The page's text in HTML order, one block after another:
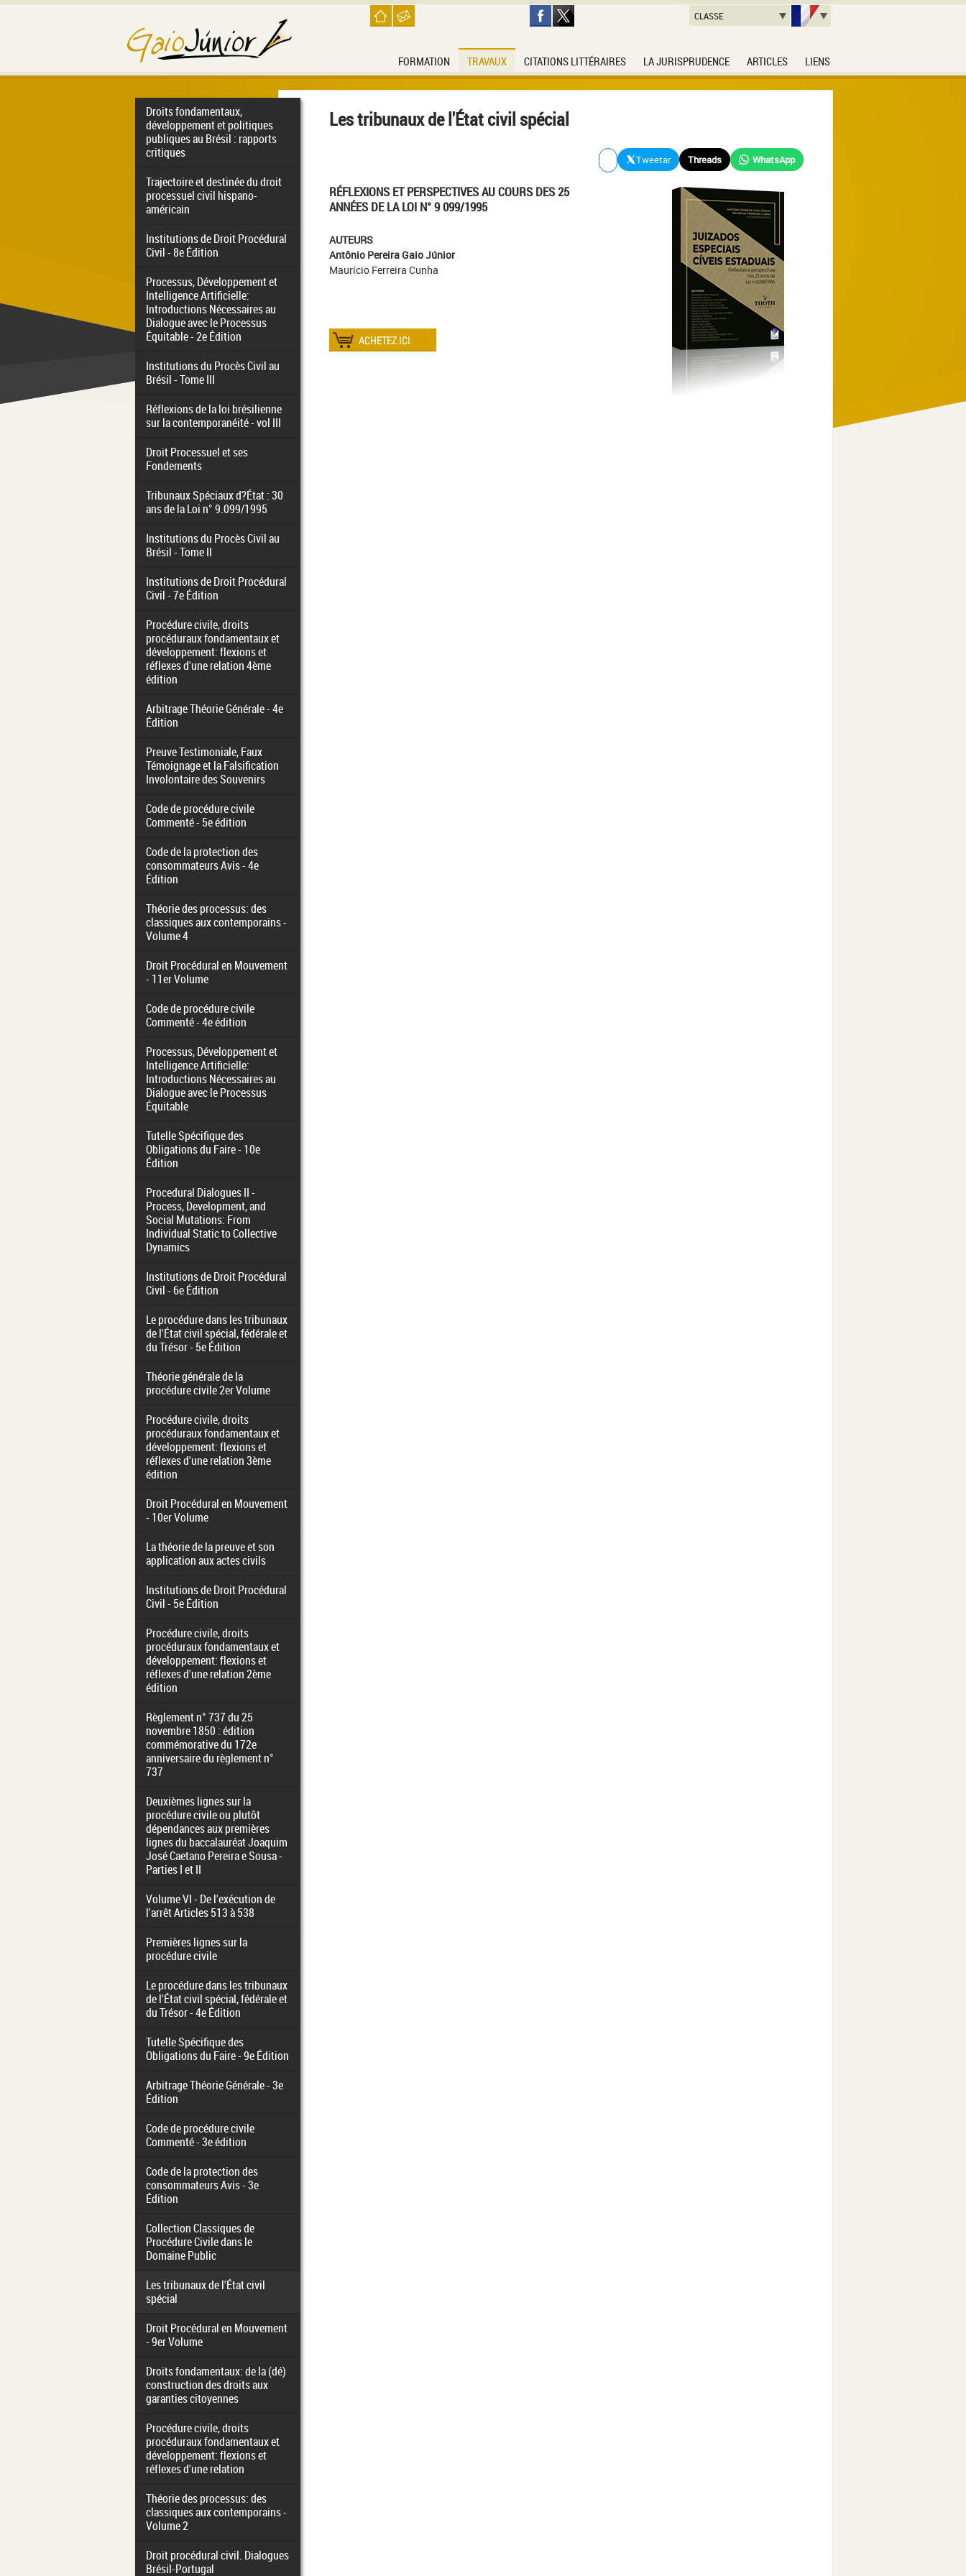
FORMATION TRAVAUX CITATIONS LITTÉRAIRES LA JURISPRUDENCE ARTICLES LIENS
CLASSE
Droits fondamentaux,
développement et politiques
publiques au Brésil : rapports
critiques
Trajectoire et destinée du droit
processuel civil hispano-
américain
Institutions de Droit Procédural
Civil - 8e Édition
Processus, Développement et
Intelligence Artificielle:
Introductions Nécessaires au
Dialogue avec le Processus
Équitable - 2e Édition
Institutions du Procès Civil au
Brésil - Tome III
Réflexions de la loi brésilienne
sur la contemporanéité - vol III
Droit Processuel et ses
Fondements
Tribunaux Spéciaux d?État : 30
ans de la Loi n° 9.099/1995
Institutions du Procès Civil au
Brésil - Tome II
Institutions de Droit Procédural
Civil - 7e Édition
Procédure civile, droits
procéduraux fondamentaux et
développement: flexions et
réflexes d'une relation 4ème
édition
Arbitrage Théorie Générale - 4e
Édition
Preuve Testimoniale, Faux
Témoignage et la Falsification
Involontaire des Souvenirs
Code de procédure civile
Commenté - 5e édition
Code de la protection des
consommateurs Avis - 4e
Édition
Théorie des processus: des
classiques aux contemporains -
Volume 4
Droit Procédural en Mouvement
- 11er Volume
Code de procédure civile
Commenté - 4e édition
Processus, Développement et
Intelligence Artificielle:
Introductions Nécessaires au
Dialogue avec le Processus
Équitable
Tutelle Spécifique des
Obligations du Faire - 10e
Édition
Procedural Dialogues II -
Process, Development, and
Social Mutations: From
Individual Static to Collective
Dynamics
Institutions de Droit Procédural
Civil - 6e Édition
Le procédure dans les tribunaux
de l'État civil spécial, fédérale et
du Trésor - 5e Édition
Théorie générale de la
procédure civile 2er Volume
Procédure civile, droits
procéduraux fondamentaux et
développement: flexions et
réflexes d'une relation 3ème
édition
Droit Procédural en Mouvement
- 10er Volume
La théorie de la preuve et son
application aux actes civils
Institutions de Droit Procédural
Civil - 5e Édition
Procédure civile, droits
procéduraux fondamentaux et
développement: flexions et
réflexes d'une relation 2ème
édition
Règlement n° 737 du 25
novembre 1850 : édition
commémorative du 172e
anniversaire du règlement n°
737
Deuxièmes lignes sur la
procédure civile ou plutôt
dépendances aux premières
lignes du baccalauréat Joaquim
José Caetano Pereira e Sousa -
Parties I et II
Volume VI - De l'exécution de
l'arrêt Articles 513 à 538
Premières lignes sur la
procédure civile
Le procédure dans les tribunaux
de l'État civil spécial, fédérale et
du Trésor - 4e Édition
Tutelle Spécifique des
Obligations du Faire - 9e Édition
Arbitrage Théorie Générale - 3e
Édition
Code de procédure civile
Commenté - 3e édition
Code de la protection des
consommateurs Avis - 3e
Édition
Collection Classiques de
Procédure Civile dans le
Domaine Public
Les tribunaux de l'État civil
spécial
Droit Procédural en Mouvement
- 9er Volume
Droits fondamentaux: de la (dé)
construction des droits aux
garanties citoyennes
Procédure civile, droits
procéduraux fondamentaux et
développement: flexions et
réflexes d'une relation
Théorie des processus: des
classiques aux contemporains -
Volume 2
Droit procédural civil. Dialogues
Brésil-Portugal
Les tribunaux de l'État civil spécial
Tweetar Threads WhatsApp
RÉFLEXIONS ET PERSPECTIVES AU COURS DES 25
ANNÉES DE LA LOI N° 9 099/1995
AUTEURS
Antônio Pereira Gaio Júnior
Maurício Ferreira Cunha